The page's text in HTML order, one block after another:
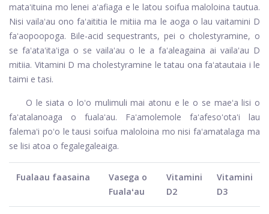
mataʻituina mo lenei aʻafiaga e le latou soifua maloloina tautua.
Nisi vailaʻau ono faʻaititia le mitiia ma le aoga o lau vaitamini D
faʻaopoopoga. Bile-acid sequestrants, pei o cholestyramine, o
se faʻataʻitaʻiga o se vailaʻau o le a faʻaleagaina ai vailaʻau D
mitiia. Vitamini D ma cholestyramine le tatau ona faʻatautaia i le
taimi e tasi.
O le siata o loʻo mulimuli mai atonu e le o se maeʻa lisi o
faʻatalanoaga o fualaʻau. Faʻamolemole faʻafesoʻotaʻi lau
falemaʻi poʻo le tausi soifua maloloina mo nisi faʻamatalaga ma
se lisi atoa o fegalegaleaiga.
Fualaau faasaina
Vasega o
Fualaʻau
Vitamini
D2
Vitamini
D3